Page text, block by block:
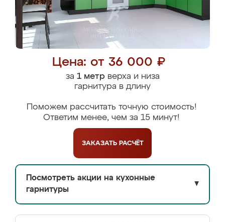
Цена: от 36 000 ₽
за 1 метрверха и низа
гарнитура в длину
Поможем рассчитать точную стоимость!
Ответим менее, чем за 15 минут!
ЗАКАЗАТЬ РАСЧЁТ
Посмотреть акции на кухонные
гарнитуры
▼